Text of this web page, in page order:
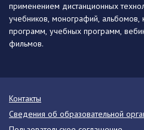
применением дистанционных
учебников, монографий,
программ, учебных программ,
фильмов.
Контакты
Сведения об образовательной